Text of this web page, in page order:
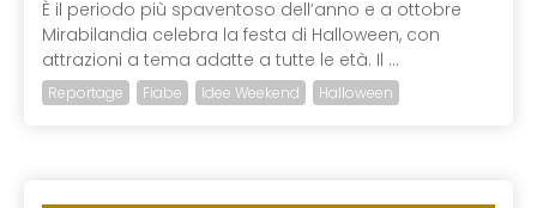
È il periodo più spaventoso dell’anno e a ottobre
Mirabilandia celebra la festa di Halloween, con
attrazioni a tema adatte a tutte le età. Il ...
Reportage Fiabe Idee Weekend Halloween